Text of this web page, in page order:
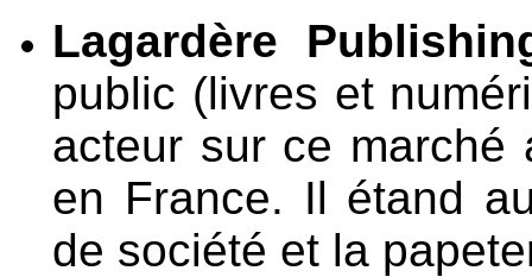
Lagardère
public (livres et
acteur sur ce marché
en France. Il étand
de société et la